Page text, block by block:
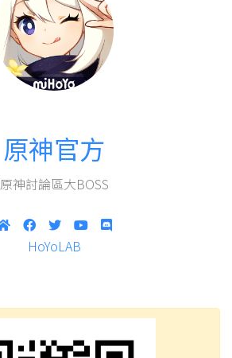
原神官方
原神討論區大BOSS
HoYoLAB